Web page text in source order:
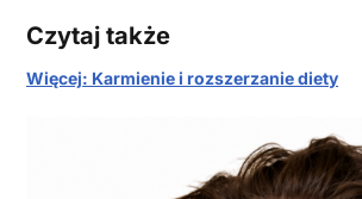
Czytaj także
Więcej: Karmienie i rozszerzanie diety